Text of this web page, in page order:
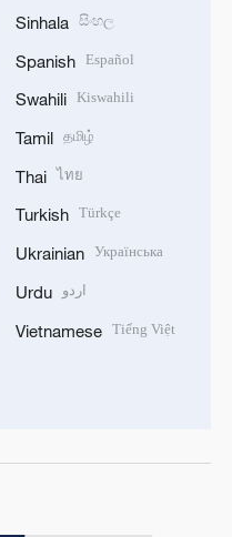
Sinhala සිංහල
Spanish Español
Swahili Kiswahili
Tamil தமிழ்
Thai ไทย
Turkish Türkçe
Ukrainian Українська
Urdu اردو
Vietnamese Tiếng Việt